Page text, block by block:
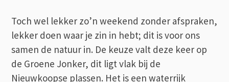
Toch wel lekker zo’n weekend zonder afspraken,
lekker doen waar je zin in hebt; dit is voor ons
samen de natuur in. De keuze valt deze keer op
de Groene Jonker, dit ligt vlak bij de
Nieuwkoopse plassen. Het is een waterrijk